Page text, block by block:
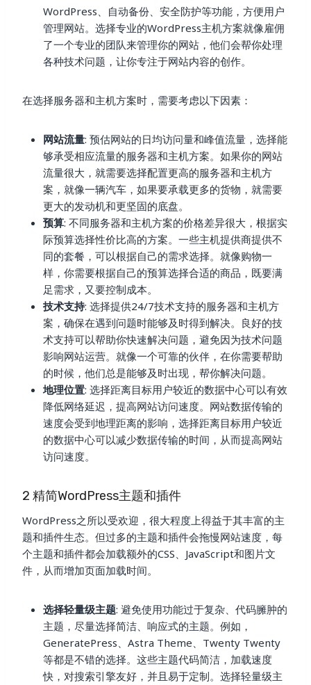
WordPress、自动备份、安全防护等功能，方便用户
管理网站。选择专业的WordPress主机方案就像雇佣
了一个专业的团队来管理你的网站，他们会帮你处理
各种技术问题，让你专注于网站内容的创作。
在选择服务器和主机方案时，需要考虑以下因素：
网站流量: 预估网站的日均访问量和峰值流量，选择能
够承受相应流量的服务器和主机方案。如果你的网站
流量很大，就需要选择配置更高的服务器和主机方
案，就像一辆汽车，如果要承载更多的货物，就需要
更大的发动机和更坚固的底盘。
预算: 不同服务器和主机方案的价格差异很大，根据实
际预算选择性价比高的方案。一些主机提供商提供不
同的套餐，可以根据自己的需求选择。就像购物一
样，你需要根据自己的预算选择合适的商品，既要满
足需求，又要控制成本。
技术支持: 选择提供24/7技术支持的服务器和主机方
案，确保在遇到问题时能够及时得到解决。良好的技
术支持可以帮助你快速解决问题，避免因为技术问题
影响网站运营。就像一个可靠的伙伴，在你需要帮助
的时候，他们总是能够及时出现，帮你解决问题。
地理位置: 选择距离目标用户较近的数据中心可以有效
降低网络延迟，提高网站访问速度。网站数据传输的
速度会受到地理距离的影响，选择距离目标用户较近
的数据中心可以减少数据传输的时间，从而提高网站
访问速度。
2 精简WordPress主题和插件
WordPress之所以受欢迎，很大程度上得益于其丰富的主
题和插件生态。但过多的主题和插件会拖慢网站速度，每
个主题和插件都会加载额外的CSS、JavaScript和图片文
件，从而增加页面加载时间。
选择轻量级主题: 避免使用功能过于复杂、代码臃肿的
主题，尽量选择简洁、响应式的主题。例如，
GeneratePress、Astra Theme、Twenty Twenty
等都是不错的选择。这些主题代码简洁，加载速度
快，对搜索引擎友好，并且易于定制。选择轻量级主